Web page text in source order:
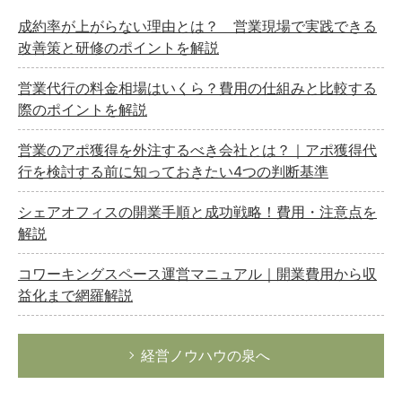
成約率が上がらない理由とは？ 営業現場で実践できる
改善策と研修のポイントを解説
営業代行の料金相場はいくら？費用の仕組みと比較する
際のポイントを解説
営業のアポ獲得を外注するべき会社とは？｜アポ獲得代
行を検討する前に知っておきたい4つの判断基準
シェアオフィスの開業手順と成功戦略！費用・注意点を
解説
コワーキングスペース運営マニュアル｜開業費用から収
益化まで網羅解説
経営ノウハウの泉へ